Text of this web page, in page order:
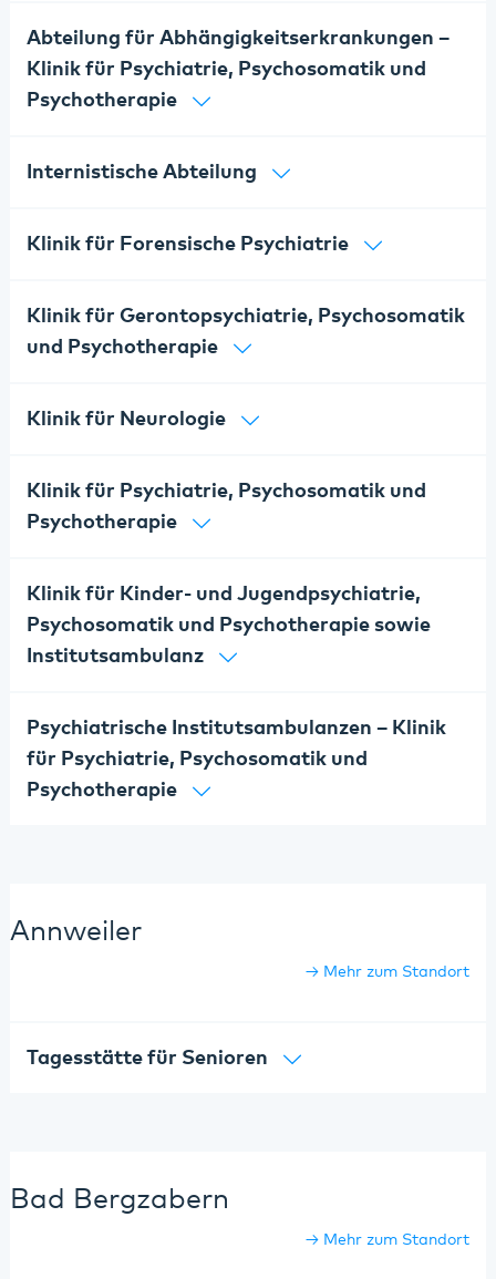
Abteilung für Abhängigkeitserkrankungen –
Klinik für Psychiatrie, Psychosomatik und
Psychotherapie
Internistische Abteilung
Klinik für Forensische Psychiatrie
Klinik für Gerontopsychiatrie, Psychosomatik
und Psychotherapie
Klinik für Neurologie
Klinik für Psychiatrie, Psychosomatik und
Psychotherapie
Klinik für Kinder- und Jugendpsychiatrie,
Psychosomatik und Psychotherapie sowie
Institutsambulanz
Psychiatrische Institutsambulanzen – Klinik
für Psychiatrie, Psychosomatik und
Psychotherapie
Annweiler
Mehr zum Standort
Tagesstätte für Senioren
Bad Bergzabern
Mehr zum Standort